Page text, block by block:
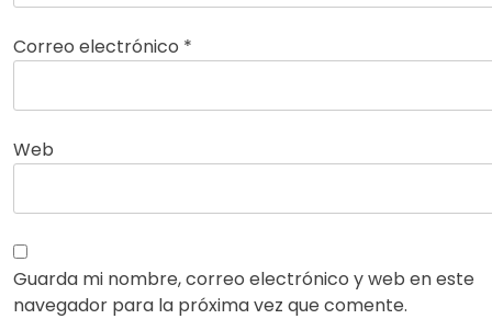
Correo electrónico *
Web
Guarda mi nombre, correo electrónico y web en este
navegador para la próxima vez que comente.